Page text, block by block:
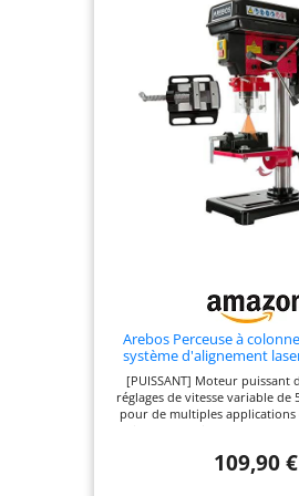
Arebos Perceuse à
système d'alignement
table : 45 degrés – 0 – 45
différentes | Plage de
[PUISSANT] Moteur puissant
réglages de vitesse variable de
pour de multiples applications
simple, précis et professionnel
109,90 €